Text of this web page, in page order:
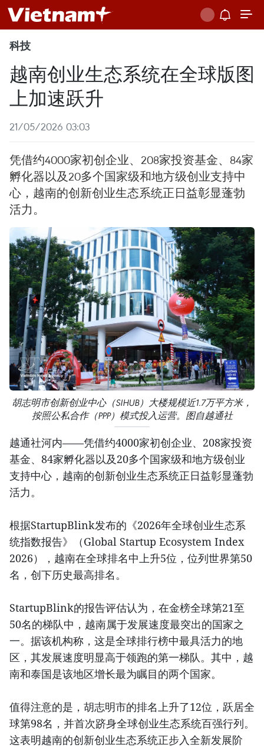
科技
越南创业生态系统在全球版图
上加速跃升
21/05/2026 03:03
凭借约4000家初创企业、208家投资基金、84家
孵化器以及20多个国家级和地方级创业支持中
心，越南的创新创业生态系统正日益彰显蓬勃
活力。
胡志明市创新创业中心（SIHUB）大楼规模近1.7万平方米，
按照公私合作（PPP）模式投入运营。图自越通社
越通社河内——凭借约4000家初创企业、208家投资
基金、84家孵化器以及20多个国家级和地方级创业
支持中心，越南的创新创业生态系统正日益彰显蓬勃
活力。
根据StartupBlink发布的《2026年全球创业生态系
统指数报告》（Global Startup Ecosystem Index
2026），越南在全球排名中上升5位，位列世界第50
名，创下历史最高排名。
StartupBlink的报告评估认为，在金榜全球第21至
50名的梯队中，越南属于发展速度最突出的国家之
一。据该机构称，这是全球排行榜中最具活力的地
区，其发展速度明显高于领跑的第一梯队。其中，越
南和泰国是该地区增长最为瞩目的两个国家。
值得注意的是，胡志明市的排名上升了12位，跃居全
球第98名，并首次跻身全球创业生态系统百强行列。
这表明越南的创新创业生态系统正步入全新发展阶